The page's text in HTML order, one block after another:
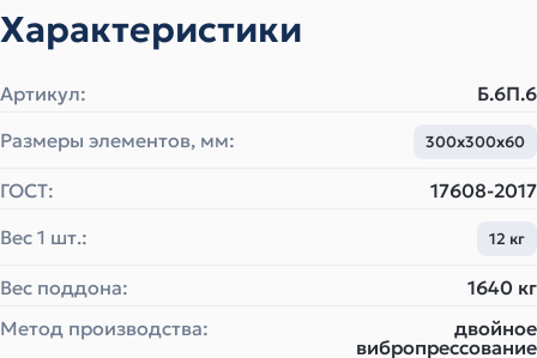
Характеристики
Артикул:
Б.6П.6
Размеры элементов, мм:
300х300х60
ГОСТ:
17608-2017
Вес 1 шт.:
12 кг
Вес поддона:
1640 кг
Метод производства:
двойное
вибропрессование